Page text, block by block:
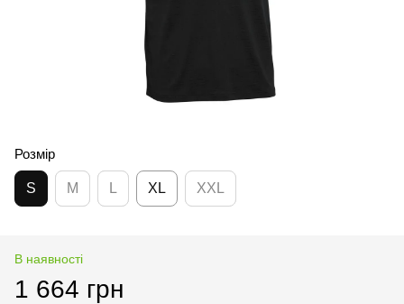
Розмір
S M L XL XXL
В наявності
1 664 грн